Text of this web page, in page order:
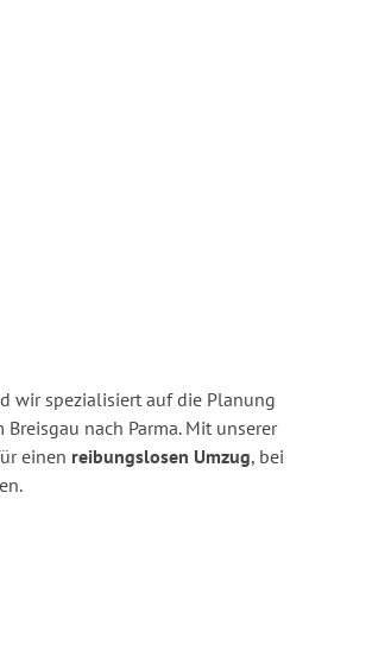
wir spezialisiert auf die Planung
nach Parma. Mit unserer
einen reibungslosen Umzug, bei